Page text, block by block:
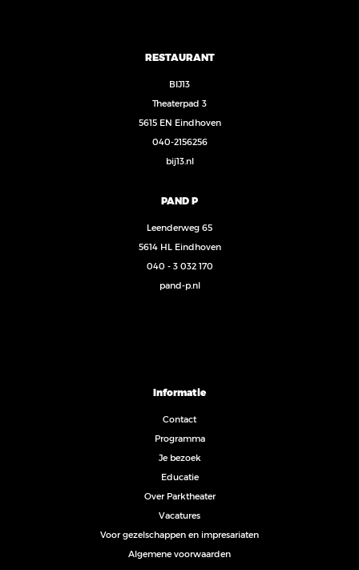
RESTAURANT
BIJ13
Theaterpad 3
5615 EN Eindhoven
040-2156256
bij13.nl
PAND P
Leenderweg 65
5614 HL Eindhoven
040 - 3 032 170
pand-p.nl
Informatie
Contact
Programma
Je bezoek
Educatie
Over Parktheater
Vacatures
Voor gezelschappen en impresariaten
Algemene voorwaarden